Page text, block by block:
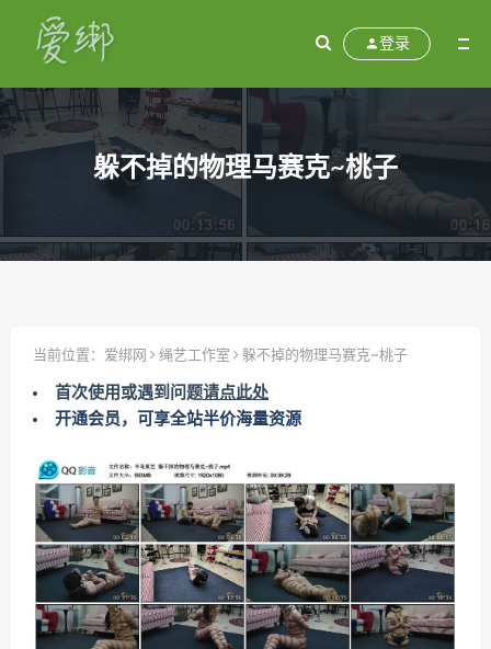
登录
躲不掉的物理马赛克~桃子
当前位置： 爱绑网 绳艺工作室 躲不掉的物理马赛克~桃子
首次使用或遇到问题请点此处
开通会员，可享全站半价海量资源